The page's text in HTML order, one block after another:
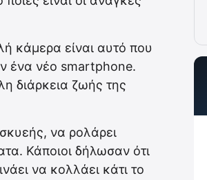
κάμερα είναι αυτό που
ένα νέο smartphone.
διάρκεια ζωής της
να ρολάρει
Κάποιοι δήλωσαν ότι
να κολλάει κάτι το